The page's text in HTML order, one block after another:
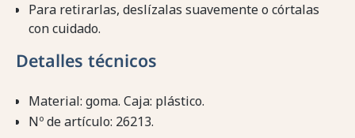
Para retirarlas, deslízalas suavemente o córtalas
con cuidado.
Detalles técnicos
Material: goma. Caja: plástico.
Nº de artículo: 26213.